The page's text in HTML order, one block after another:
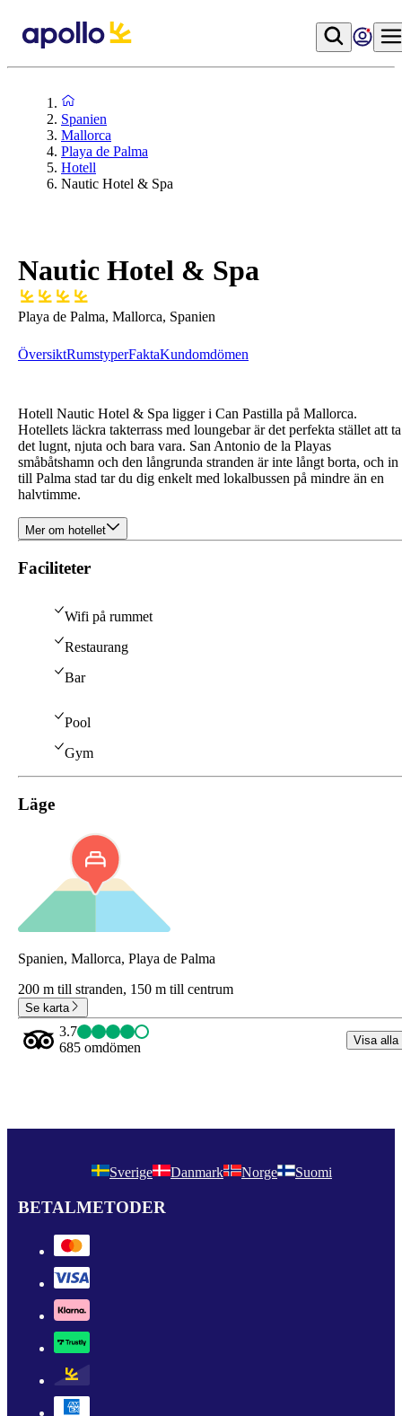
Spanien
Mallorca
Playa de Palma
Hotell
Nautic Hotel & Spa
Nautic Hotel & Spa
Playa de Palma, Mallorca, Spanien
ÖversiktRumstyperFaktaKundomdömen
Hotell Nautic Hotel & Spa ligger i Can Pastilla på Mallorca.
Hotellets läckra takterrass med loungebar är det perfekta stället att ta
det lugnt, njuta och bara vara. San Antonio de la Playas
småbåtshamn och den långrunda stranden är inte långt borta, och in
till Palma stad tar du dig enkelt med lokalbussen på mindre än en
halvtimme.
Mer om hotellet
Faciliteter
Wifi på rummet
Restaurang
Bar
Pool
Gym
Läge
Spanien, Mallorca, Playa de Palma
200 m till stranden, 150 m till centrum
Se karta
3.7
685 omdömen
Visa alla
Sverige Danmark Norge Suomi
BETALMETODER